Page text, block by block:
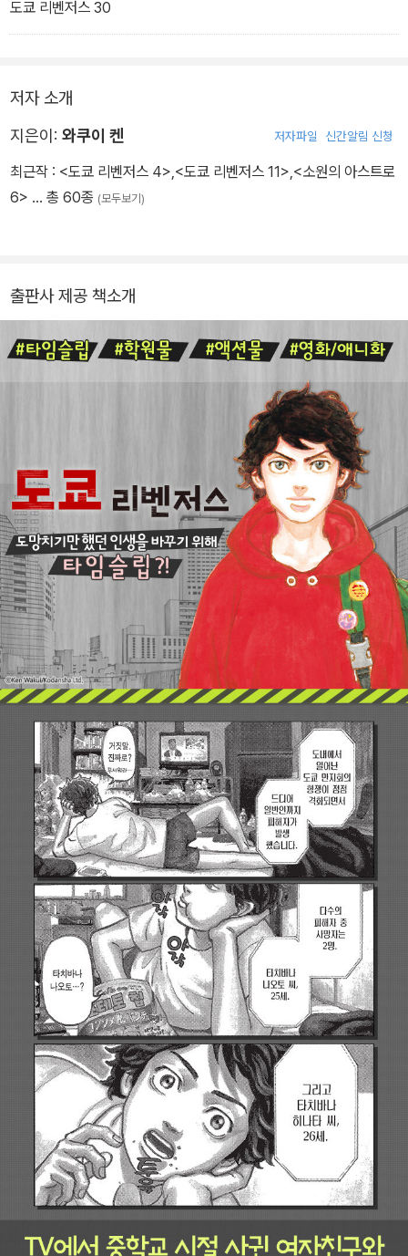
도쿄 리벤저스 30
저자 소개
지은이: 와쿠이 켄 저자파일 신간알림 신청
최근작 : <도쿄 리벤저스 4> <도쿄 리벤저스 11> <소원의 아스트로
6> … 총 60종 (모두보기)
출판사 제공 책소개